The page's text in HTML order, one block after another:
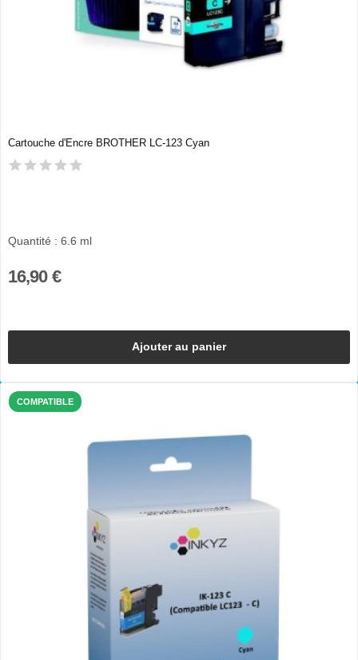
Cartouche d'Encre BROTHER LC-123 Cyan
Quantité : 6.6 ml
16,90 €
Ajouter au panier
COMPATIBLE